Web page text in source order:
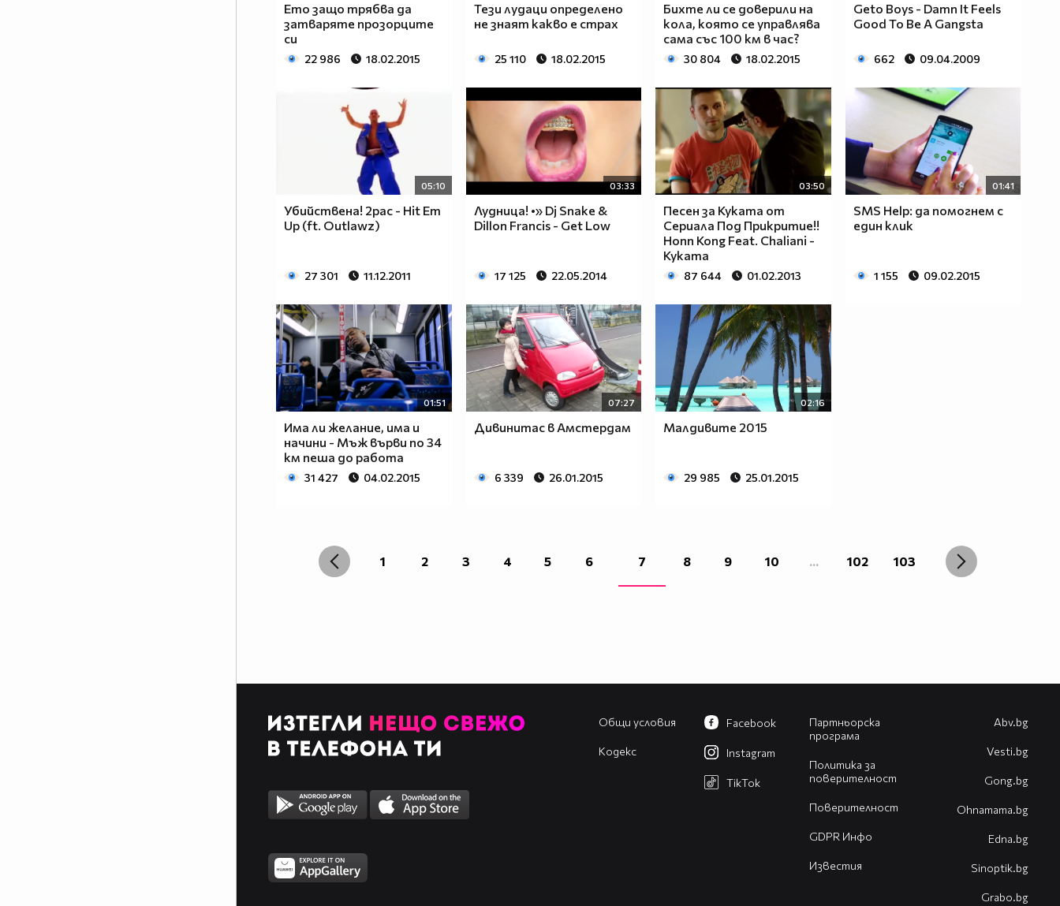
Ето защо трябва да
затваряте прозорците
си
22 986 18.02.2015
Тези лудаци определено
не знаят какво е страх
25 110 18.02.2015
Бихте ли се доверили на
кола, която се управлява
сама със 100 км в час?
30 804 18.02.2015
Geto Boys - Damn It Feels
Good To Be A Gangsta
662 09.04.2009
05:10
Убийствена! 2pac - Hit Em
Up (ft. Outlawz)
27 301 11.12.2011
03:33
Лудница! •» Dj Snake &
Dillon Francis - Get Low
17 125 22.05.2014
03:50
Песен за Куката от
Сериала Под Прикритие!!
Honn Kong Feat. Chaliani -
Куката
87 644 01.02.2013
01:41
SMS Help: да помогнем с
един клик
1 155 09.02.2015
01:51
Има ли желание, има и
начини - Мъж върви по 34
км пеша до работа
31 427 04.02.2015
07:27
Дивинитас в Амстердам
6 339 26.01.2015
02:16
Малдивите 2015
29 985 25.01.2015
1 2 3 4 5 6 7 8 9 10 ... 102 103
Общи условия
Кодекс
Партньорска
програма
Политика за
поверителност
Поверителност
GDPR Инфо
Известия
Facebook
Instagram
TikTok
Abv.bg
Vesti.bg
Gong.bg
Оhnamama.bg
Edna.bg
Sinoptik.bg
Grabo.bg